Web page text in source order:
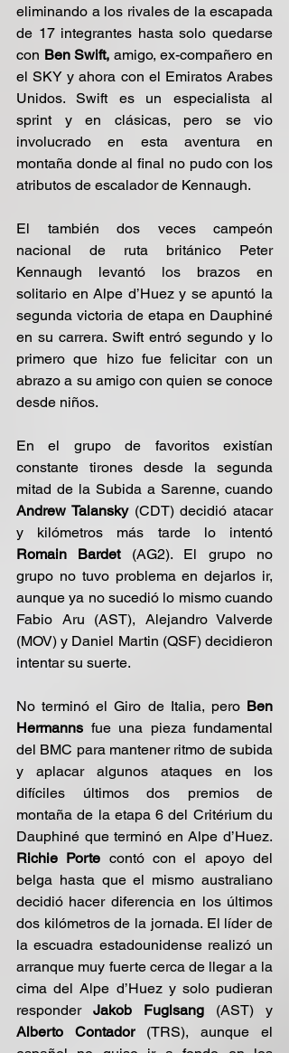
eliminando a los rivales de la escapada
de 17 integrantes hasta solo quedarse
con Ben Swift, amigo, ex-compañero en
el SKY y ahora con el Emiratos Arabes
Unidos. Swift es un especialista al
sprint y en clásicas, pero se vio
involucrado en esta aventura en
montaña donde al final no pudo con los
atributos de escalador de Kennaugh.
El también dos veces campeón
nacional de ruta británico Peter
Kennaugh levantó los brazos en
solitario en Alpe d’Huez y se apuntó la
segunda victoria de etapa en Dauphiné
en su carrera. Swift entró segundo y lo
primero que hizo fue felicitar con un
abrazo a su amigo con quien se conoce
desde niños.
En el grupo de favoritos existían
constante tirones desde la segunda
Andrew Talansky (CDT) decidió atacar
Romain Bardet (AG2). El grupo no
grupo no tuvo problema en dejarlos ir,
aunque ya no sucedió lo mismo cuando
Fabio Aru (AST), Alejandro Valverde
(MOV) y Daniel Martin (QSF) decidieron
intentar su suerte.
No terminó el Giro de Italia, pero Ben
Hermanns fue una pieza fundamental
del BMC para mantener ritmo de subida
y aplacar algunos ataques en los
difíciles últimos dos premios de
montaña de la etapa 6 del Critérium du
Richie Porte contó con el apoyo del
belga hasta que el mismo australiano
decidió hacer diferencia en los últimos
dos kilómetros de la jornada. El líder de
la escuadra estadounidense realizó un
arranque muy fuerte cerca de llegar a la
cima del Alpe d’Huez y solo pudieran
responder Jakob Fuglsang
Alberto Contador (TRS), aunque el